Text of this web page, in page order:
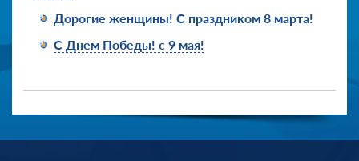
Дорогие женщины! С праздником 8 марта!
С Днем Победы! с 9 мая!